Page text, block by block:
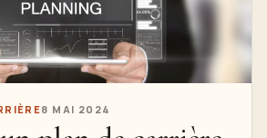
8 MAI 2024